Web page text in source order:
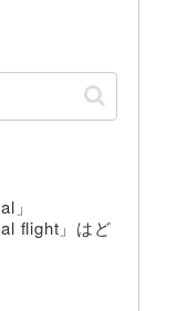
」
flight」はど